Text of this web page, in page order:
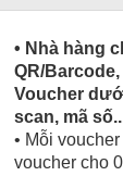
• Nhà hàng
QR/
Voucher
scan, mã
• Mỗi
voucher cho